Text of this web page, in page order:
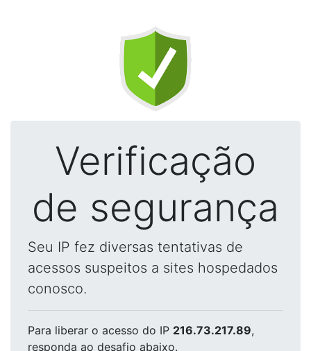
Verificação
de segurança
Seu IP fez diversas tentativas de
acessos suspeitos a sites hospedados
conosco.
Para liberar o acesso do IP 216.73.217.89,
responda ao desafio abaixo.